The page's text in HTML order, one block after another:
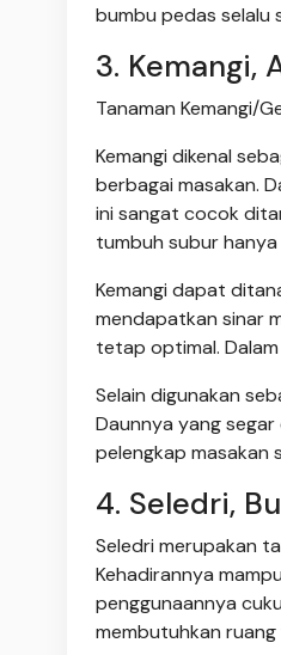
bumbu pedas selalu
3. Kemangi,
Tanaman Kemangi/
Kemangi dikenal
berbagai masakan.
ini sangat cocok
tumbuh subur
Kemangi dapat
mendapatkan sinar
tetap optimal.
Selain digunakan
Daunnya yang
pelengkap masakan
4. Seledri,
Seledri merupakan
Kehadirannya
penggunaannya
membutuhkan ruang